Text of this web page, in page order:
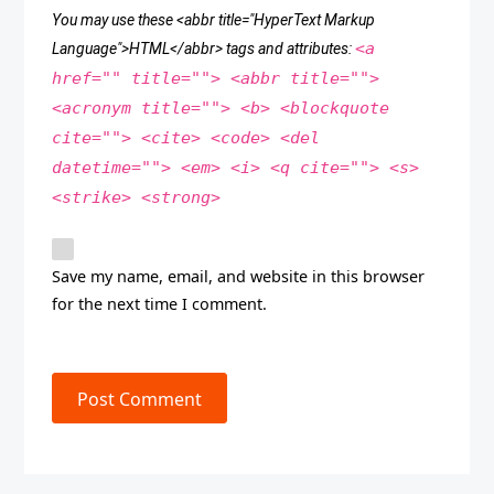
You may use these <abbr title="HyperText Markup
Language">HTML</abbr> tags and attributes:<a
href="" title=""> <abbr title="">
<acronym title=""> <b> <blockquote
cite=""> <cite> <code> <del
datetime=""> <em> <i> <q cite=""> <s>
<strike> <strong>
Save my name, email, and website in this browser
for the next time I comment.
Post Comment